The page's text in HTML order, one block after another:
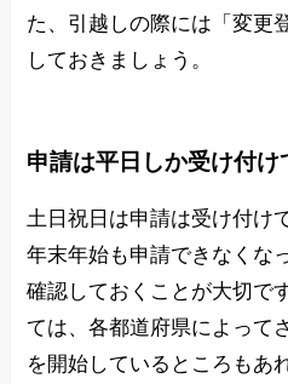
た、引越しの際には「変更
しておきましょう。
申請は平日しか受け付け
土日祝日は申請は受け付け
年末年始も申請できなくな
確認しておくことが大切で
ては、各都道府県によって
を開始しているところもあ